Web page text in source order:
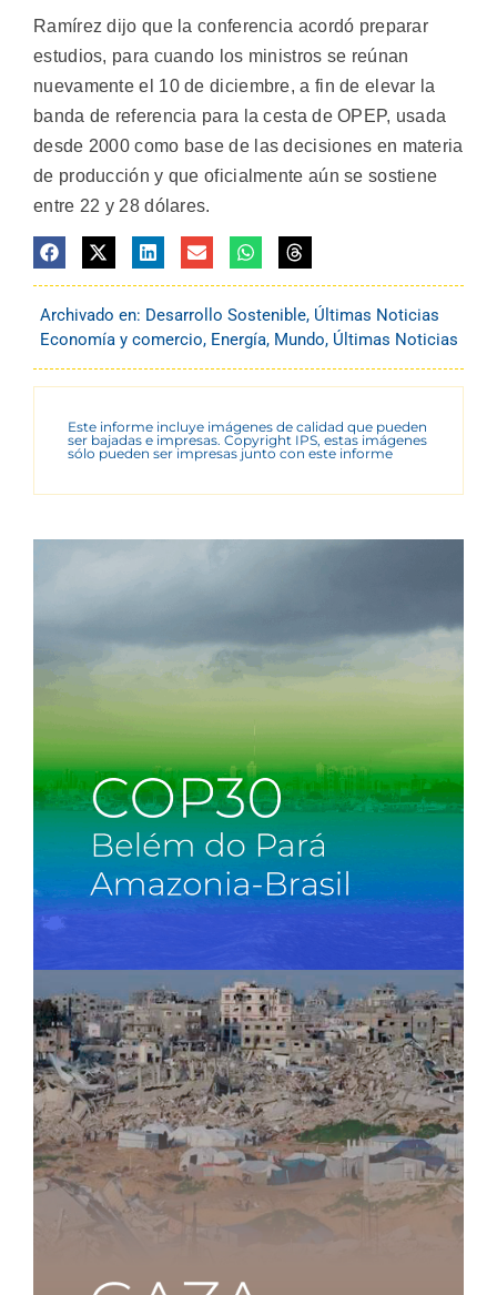
Ramírez dijo que la conferencia acordó preparar
estudios, para cuando los ministros se reúnan
nuevamente el 10 de diciembre, a fin de elevar la
banda de referencia para la cesta de OPEP, usada
desde 2000 como base de las decisiones en materia
de producción y que oficialmente aún se sostiene
entre 22 y 28 dólares.
Archivado en: Desarrollo Sostenible, Últimas Noticias
Economía y comercio, Energía, Mundo, Últimas Noticias
Este informe incluye imágenes de calidad que pueden
ser bajadas e impresas. Copyright IPS, estas imágenes
sólo pueden ser impresas junto con este informe